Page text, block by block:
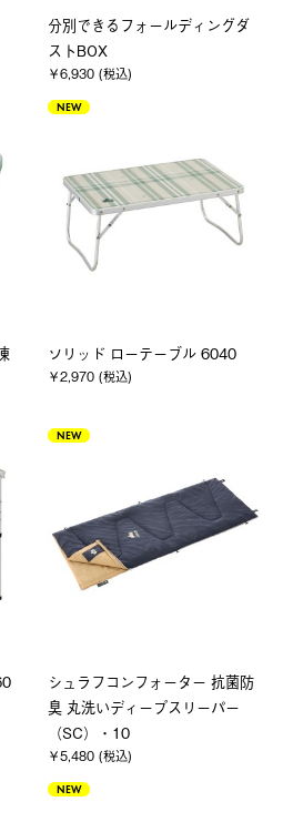
分別できるフォールディングダ
ストBOX
￥6,930 (税込)
NEW
ソリッド ローテーブル 6040
￥2,970 (税込)
NEW
シュラフコンフォーター 抗菌防
臭 丸洗いディープスリーパー
（SC）・10
￥5,480 (税込)
NEW